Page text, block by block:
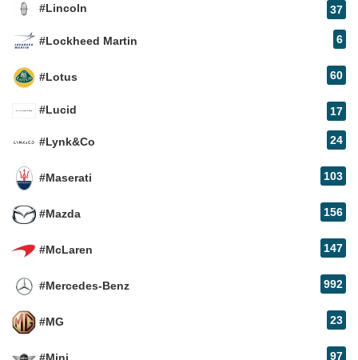
#Lincoln 37
#Lockheed Martin 6
#Lotus 60
#Lucid 17
#Lynk&Co 24
#Maserati 103
#Mazda 156
#McLaren 147
#Mercedes-Benz 992
#MG 23
#Mini 97